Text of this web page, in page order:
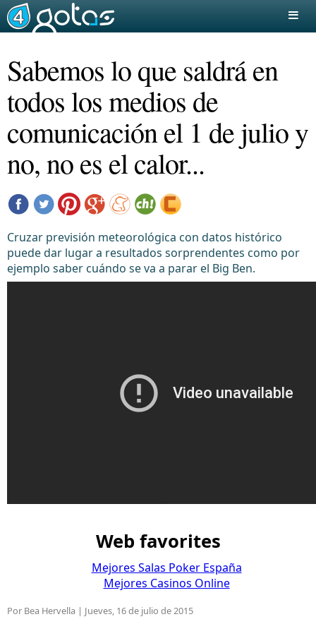
Sabemos lo que saldrá en
todos los medios de
comunicación el 1 de julio y
no, no es el calor...
Cruzar previsión meteorológica con datos histórico
puede dar lugar a resultados sorprendentes como por
ejemplo saber cuándo se va a parar el Big Ben.
Web favorites
Mejores Salas Poker España
Mejores Casinos Online
Por Bea Hervella | Jueves, 16 de julio de 2015